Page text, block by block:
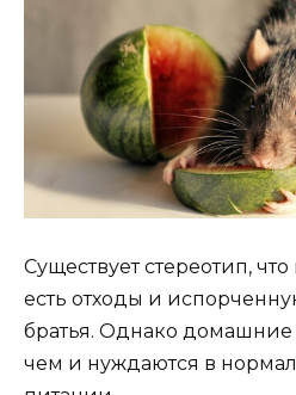
Существует стереотип,
есть отходы и
братья. Однако домашние
чем и нуждаются в